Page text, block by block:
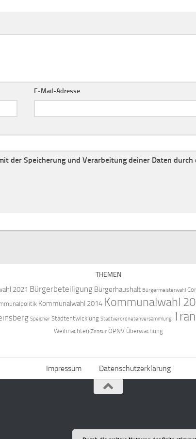
E-Mail-Adresse
der Speicherung und Verarbeitung deiner Daten durch
THEMEN
2021 Bürgerbeteiligung Bürgerhaushalt Bürgermeisterwahl
Kommunalwahl 2014 Kommunalwahl
Speicher Stadtentwicklung Stadtverordnetenversammlung
Weihnachten Zensur ÖPNV Überwachung
Impressum Datenschutzerklärung